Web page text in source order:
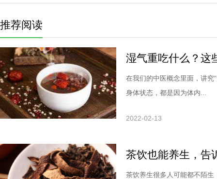
推荐阅读
湿气重吃什么？这
在我们的中医概念里面，讲究
身体状态，都是因为体内...
2022-02-13
茶饮也能养生，告
茶饮养生很多人可能都不陌